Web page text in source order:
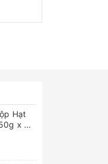
Hạt
x 8